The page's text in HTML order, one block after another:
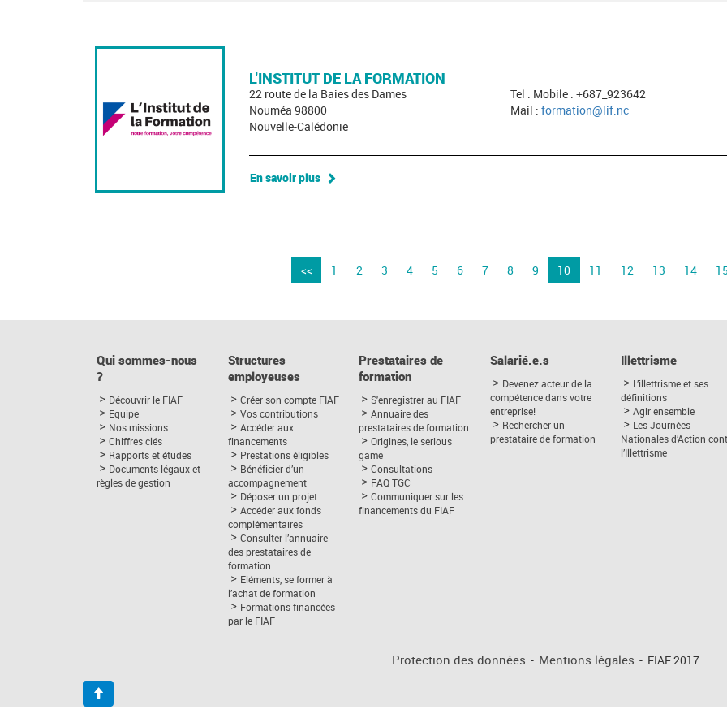
L'INSTITUT DE LA FORMATION
22 route de la Baies des Dames
Nouméa 98800
Nouvelle-Calédonie
Tel : Mobile : +687_923642
Mail : formation@lif.nc
En savoir plus
<< 1 2 3 4 5 6 7 8 9 10 11 12 13 14 15
Qui sommes-nous
?
Découvrir le FIAF
Equipe
Nos missions
Chiffres clés
Rapports et études
Documents légaux et
règles de gestion
Structures
employeuses
Créer son compte FIAF
Vos contributions
Accéder aux
financements
Prestations éligibles
Bénéficier d’un
accompagnement
Déposer un projet
Accéder aux fonds
complémentaires
Consulter l’annuaire
des prestataires de
formation
Eléments, se former à
l’achat de formation
Formations financées
par le FIAF
Prestataires de
formation
S'enregistrer au FIAF
Annuaire des
prestataires de formation
Origines, le serious
game
Consultations
FAQ TGC
Communiquer sur les
financements du FIAF
Salarié.e.s
Devenez acteur de la
compétence dans votre
entreprise!
Rechercher un
prestataire de formation
Illettrisme
L’illettrisme et ses
définitions
Agir ensemble
Les Journées
Nationales d’Action
l’Illettrisme
Protection des données - Mentions légales - FIAF 2017